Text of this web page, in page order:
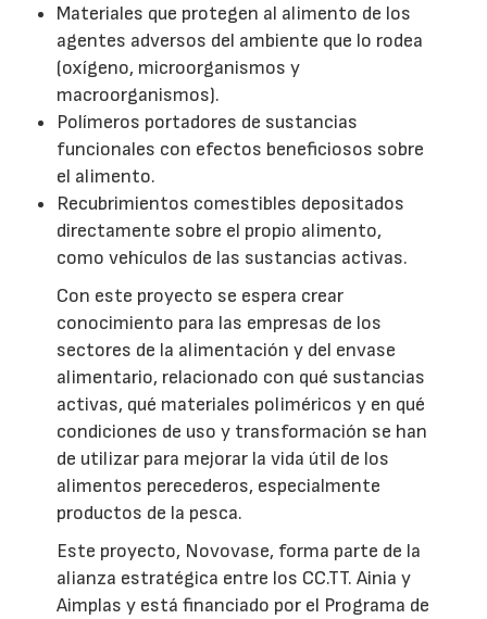
Materiales que protegen al alimento de los
agentes adversos del ambiente que lo rodea
(oxígeno, microorganismos y
macroorganismos).
Polímeros portadores de sustancias
funcionales con efectos beneficiosos sobre
el alimento.
Recubrimientos comestibles depositados
directamente sobre el propio alimento,
como vehículos de las sustancias activas.
Con este proyecto se espera crear
conocimiento para las empresas de los
sectores de la alimentación y del envase
alimentario, relacionado con qué sustancias
activas, qué materiales poliméricos y en qué
condiciones de uso y transformación se han
de utilizar para mejorar la vida útil de los
alimentos perecederos, especialmente
productos de la pesca.
Este proyecto, Novovase, forma parte de la
alianza estratégica entre los CC.TT. Ainia y
Aimplas y está financiado por el Programa de